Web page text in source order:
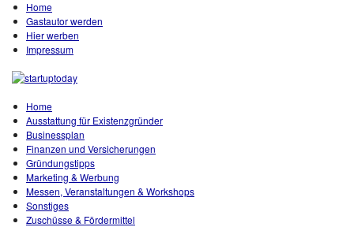
Home
Gastautor werden
Hier werben
Impressum
Home
Ausstattung für Existenzgründer
Businessplan
Finanzen und Versicherungen
Gründungstipps
Marketing & Werbung
Messen, Veranstaltungen & Workshops
Sonstiges
Zuschüsse & Fördermittel